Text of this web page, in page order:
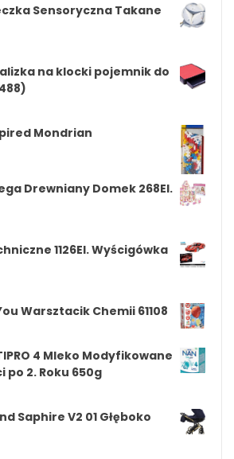
Sensoryczna Takane
na klocki pojemnik do
Mondrian
Drewniany Domek 268El.
1126El. Wyścigówka
Warsztacik Chemii 61108
4 Mleko Modyfikowane
2. Roku 650g
Saphire V2 01 Głęboko